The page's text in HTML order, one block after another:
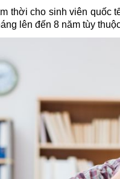
thời cho sinh viên quốc
lên đến 8 năm tùy